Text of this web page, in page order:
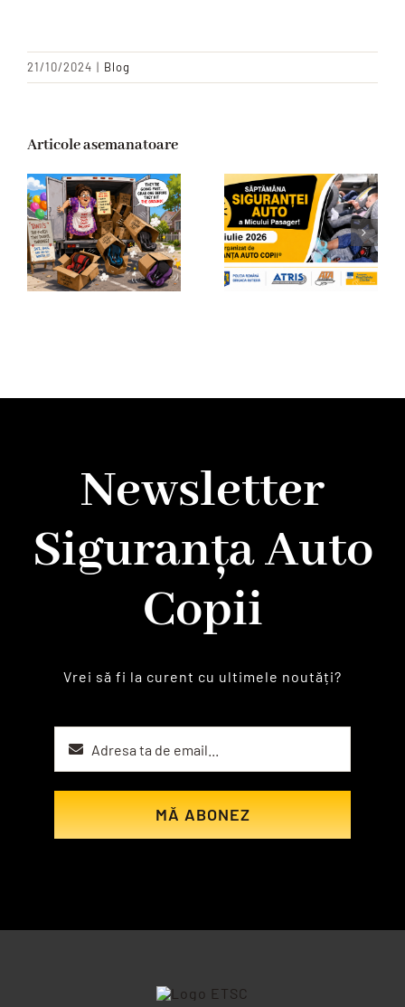
21/10/2024 | Blog
Articole asemanatoare
Newsletter
Siguranța Auto
Copii
Vrei să fi la curent cu ultimele noutăți?
MĂ ABONEZ